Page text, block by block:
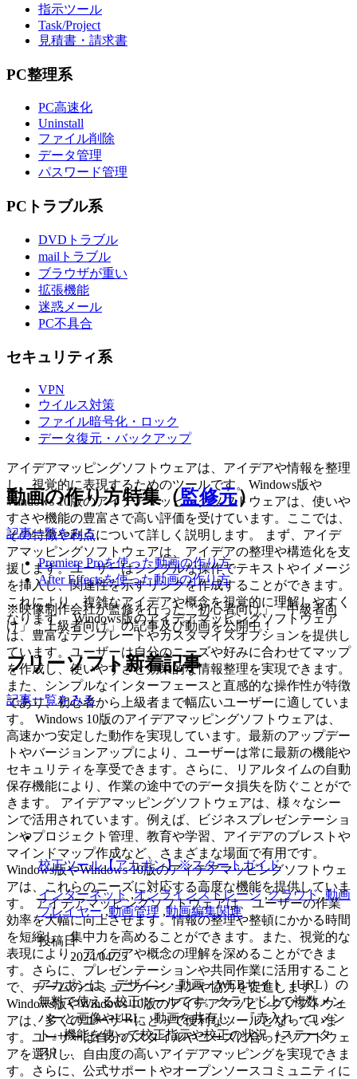
指示ツール
Task/Project
見積書・請求書
PC整理系
PC高速化
Uninstall
ファイル削除
データ管理
パスワード管理
PCトラブル系
DVDトラブル
mailトラブル
ブラウザが重い
拡張機能
迷惑メール
PC不具合
セキュリティ系
VPN
ウイルス対策
ファイル暗号化・ロック
データ復元・バックアップ
アイデアマッピングソフトウェアは、アイデアや情報を整理
し、視覚的に表現するためのツールです。Windows版や
Windows 10版のアイデアマッピングソフトウェアは、使いや
すさや機能の豊富さで高い評価を受けています。ここでは、
その特徴や利点について詳しく説明します。 まず、アイデ
アマッピングソフトウェアは、アイデアの整理や構造化を支
援します。ユーザーはシンプルな操作でテキストやイメージ
を挿入し、関連性を示すリンクを作成することができます。
これにより、複雑なアイデアや概念を視覚的に理解しやすく
なります。 Windows版のアイデアマッピングソフトウェア
は、豊富なテンプレートやカスタマイズオプションを提供し
ています。ユーザーは自分のニーズや好みに合わせてマップ
を作成し、使いやすさと効果的な情報整理を実現できます。
また、シンプルなインターフェースと直感的な操作性が特徴
であり、初心者から上級者まで幅広いユーザーに適していま
す。 Windows 10版のアイデアマッピングソフトウェアは、
高速かつ安定した動作を実現しています。最新のアップデー
トやバージョンアップにより、ユーザーは常に最新の機能や
セキュリティを享受できます。さらに、リアルタイムの自動
保存機能により、作業の途中でのデータ損失を防ぐことがで
きます。 アイデアマッピングソフトウェアは、様々なシー
ンで活用されています。例えば、ビジネスプレゼンテーショ
ンやプロジェクト管理、教育や学習、アイデアのブレストや
マインドマップ作成など、さまざまな場面で有用です。
Windows版やWindows 10版のアイデアマッピングソフトウェ
アは、これらのニーズに対応する高度な機能を提供していま
す。 アイデアマッピングソフトウェアは、ユーザーの作業
効率を大幅に向上させます。情報の整理や整頓にかかる時間
を短縮し、集中力を高めることができます。また、視覚的な
表現により、アイデアや概念の理解を深めることができま
す。さらに、プレゼンテーションや共同作業に活用すること
で、チームのコミュニケーションや協力を促進します。
Windows版やWindows 10版のアイデアマッピングソフトウェ
アは、多くのユーザーにとって便利なツールとなっていま
す。ユーザーは自分のスタイルやニーズに合ったソフトウェ
アを選択し、自由度の高いアイデアマッピングを実現できま
す。さらに、公式サポートやオープンソースコミュニティに
動画の作り方特集（監修元）
記事一覧をみる
Premiere Proを使った動画の作り方
After Effectsを使った動画の作り方
※映像制作会社が監修を行った「初心者向け」「中級者向
け」「上級者向け」の記事及び動画を公開中！
フリーソフト新着記事
記事一覧をみる
校正ツール【アカポン】※スタートガイド
インターネット ,オンラインストレージ ,クラウド,動画
プレイヤー,動画管理 ,動画編集関連
投稿日
2024/04/25
アカポンは、デザイン・動画・WEBサイト（URL）の
無料で使える校正ツールです。クラウド上で複数メン
バーと画像やURL、動画を共有し、『赤入れ・コメン
ト』機能を使って校正指示や校正の状況（ステータ
ス）...